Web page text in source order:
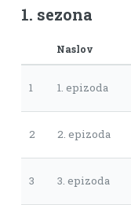
1. sezona
Naslov
1 1. epizoda
2 2. epizoda
3 3. epizoda